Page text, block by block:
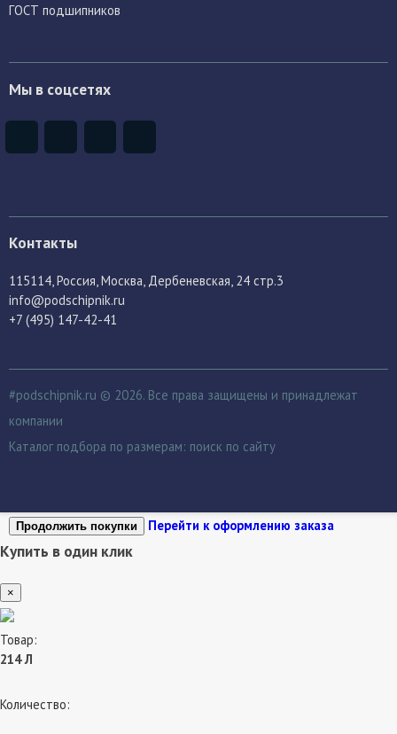
ГОСТ подшипников
Мы в соцсетях
Контакты
115114 , Россия, Москва, Дербеневская, 24 стр.3
info@podschipnik.ru
+7 (495) 147-42-41
#podschipnik.ru © 2026. Все права защищены и принадлежат
компании
Каталог подбора по размерам: поиск по сайту
Продолжить покупки Перейти к оформлению заказа
Купить в один клик
×
Товар:
214 Л
Количество: